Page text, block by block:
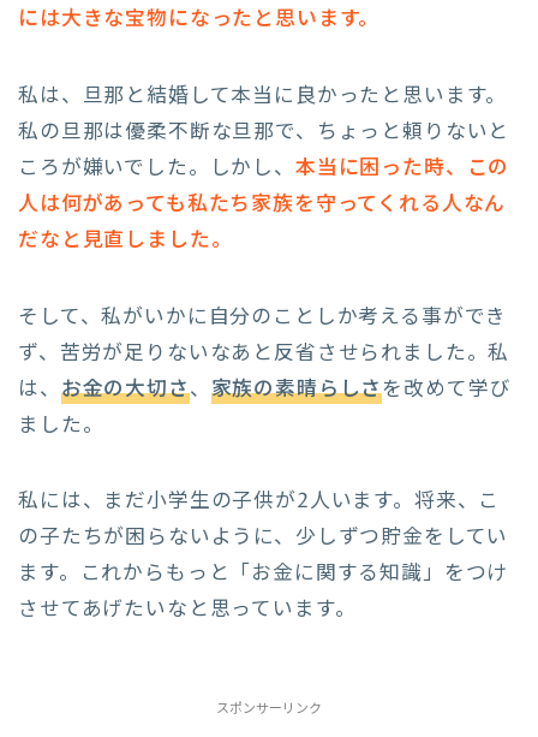
には大きな宝物になったと思います。
私は、旦那と結婚して本当に良かったと思います。
私の旦那は優柔不断な旦那で、ちょっと頼りないと
ころが嫌いでした。しかし、 本当に困った時、この
人は何があっても私たち家族を守ってくれる人なん
だなと見直しました。
そして、私がいかに自分のことしか考える事ができ
ず、苦労が足りないなあと反省させられました。私
は、 お金の大切さ、 家族の素晴らしさを改めて学び
ました。
私には、まだ小学生の子供が2人います。将来、こ
の子たちが困らないように、少しずつ貯金をしてい
ます。これからもっと「お金に関する知識」をつけ
させてあげたいなと思っています。
スポンサーリンク